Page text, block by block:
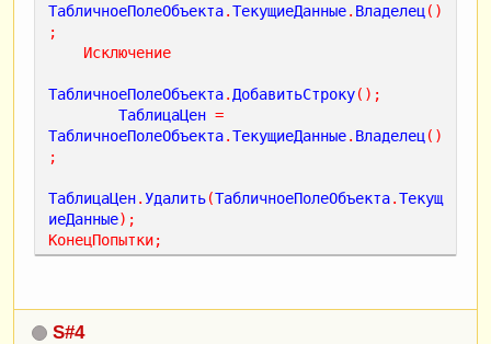
ТабличноеПолеОбъекта.ТекущиеДанные. Владелец ()
;
Исключение
ТабличноеПолеОбъекта. ДобавитьСтроку();
ТаблицаЦен =
ТабличноеПолеОбъекта.ТекущиеДанные. Владелец ()
;
ТаблицаЦен.Удалить(ТабличноеПолеОбъекта.Текущ
иеДанные);
КонецПопытки;
S#4